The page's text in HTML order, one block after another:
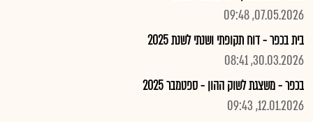
07.05.2026, 09:48
בית בכפר - דוח תקופתי ושנתי לשנת 2025
30.03.2026, 08:41
בכפר - משצגת לשוק ההון - ספטמבר 2025
12.01.2026, 09:43